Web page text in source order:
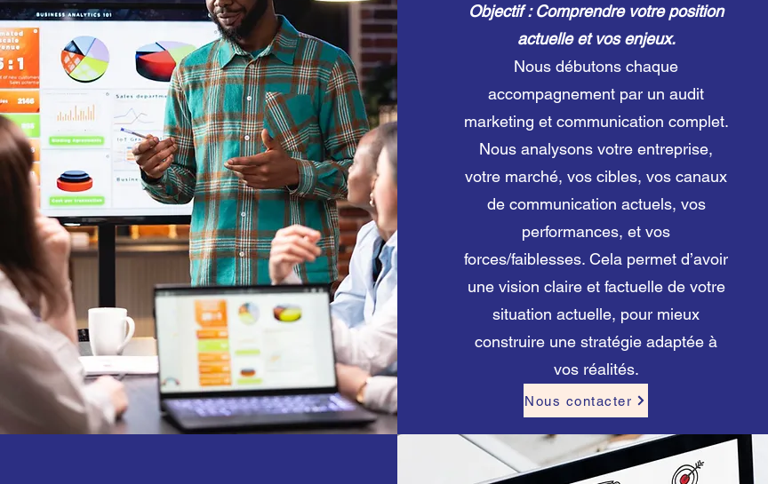
Objectif : Comprendre votre position
actuelle et vos enjeux.
Nous débutons chaque
accompagnement par un audit
marketing et communication complet.
Nous analysons votre entreprise,
votre marché, vos cibles, vos canaux
de communication actuels, vos
performances, et vos
forces/faiblesses. Cela permet d’avoir
une vision claire et factuelle de votre
situation actuelle, pour mieux
construire une stratégie adaptée à
vos réalités.
Nous contacter